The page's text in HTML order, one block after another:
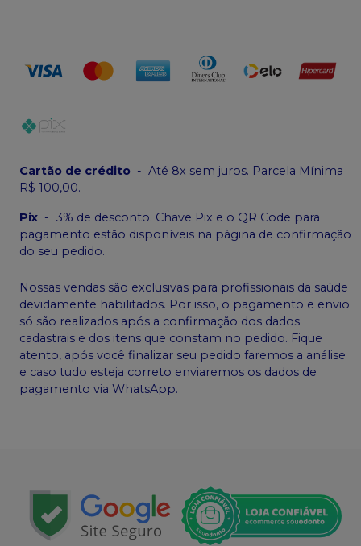
Cartão de crédito - Até 8x sem juros. Parcela Mínima
R$ 100,00.
Pix - 3% de desconto. Chave Pix e o QR Code para
pagamento estão disponíveis na página de confirmação
do seu pedido.
Nossas vendas são exclusivas para profissionais da saúde
devidamente habilitados. Por isso, o pagamento e envio
só são realizados após a confirmação dos dados
cadastrais e dos itens que constam no pedido. Fique
atento, após você finalizar seu pedido faremos a análise
e caso tudo esteja correto enviaremos os dados de
pagamento via WhatsApp.